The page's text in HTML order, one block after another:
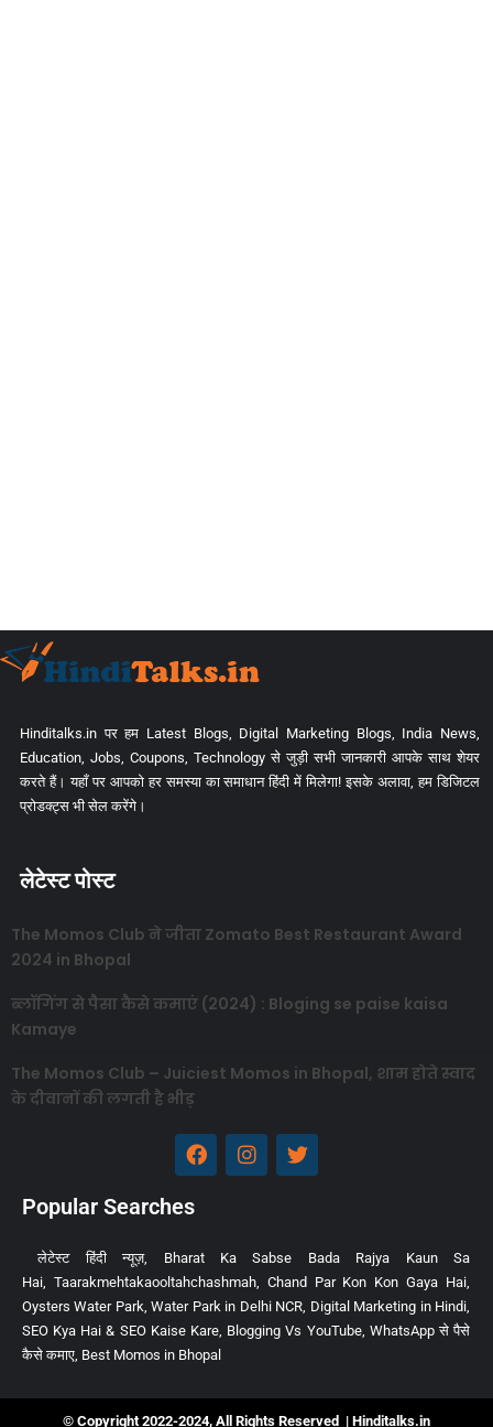
Hinditalks.in पर हम Latest Blogs, Digital Marketing Blogs, India News,
Education, Jobs, Coupons, Technology से जुड़ी सभी जानकारी आपके साथ शेयर
करते हैं। यहाँ पर आपको हर समस्या का समाधान हिंदी में मिलेगा! इसके अलावा, हम डिजिटल
प्रोडक्ट्स भी सेल करेंगे।
लेटेस्ट पोस्ट
The Momos Club ने जीता Zomato Best Restaurant Award
2024 in Bhopal
ब्लॉगिंग से पैसा कैसे कमाएं (2024) : Bloging se paise kaisa
Kamaye
The Momos Club – Juiciest Momos in Bhopal, शाम होते स्वाद
के दीवानों की लगती है भीड़
Popular Searches
लेटेस्ट हिंदी न्यूज़, Bharat Ka Sabse Bada Rajya Kaun Sa
Hai
Taarakmehtakaooltahchashmah, Chand Par Kon Kon Gaya Hai
Oysters Water Park ,Water Park in Delhi NCR Digital Marketing in Hindi
SEO Kya Hai & SEO Kaise Kare Blogging Vs YouTube, WhatsApp से पैसे
कैसे कमाए Best Momos in Bhopal
© Copyright 2022-2024, All Rights Reserved | Hinditalks.in